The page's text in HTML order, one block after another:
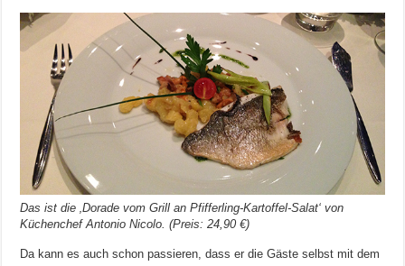
Das ist die ‚Dorade vom Grill an Pfifferling-Kartoffel-Salat‘ von
Küchenchef Antonio Nicolo. (Preis: 24,90 €)
Da kann es auch schon passieren, dass er die Gäste selbst mit dem